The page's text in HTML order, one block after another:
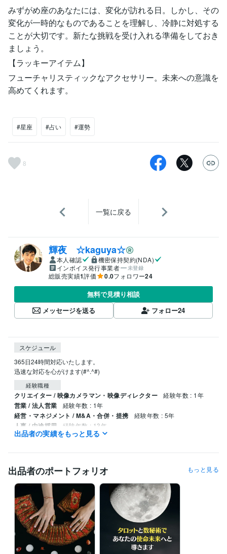
みずがめ座のあなたには、変化が訪れる日。しかし、その
変化が一時的なものであることを理解し、冷静に対処する
ことが大切です。新たな挑戦を受け入れる準備をしておき
ましょう。
【ラッキーアイテム】
フューチャリスティックなアクセサリー。未来への意識を
高めてくれます。
#星座 #占い #運勢
8
一覧に戻る
輝夜 ☆kaguya☆
本人確認
機密保持契約(NDA)
インボイス発行事業者
未登録
総販売実績1評価 0.0フォロワー24
無料で見積り相談
メッセージを送る
フォロー24
スケジュール
365日24時間対応いたします。
迅速な対応を心がけます(#^.^#)
経験職種
クリエイター / 映像カメラマン・映像ディレクター 経験年数 : 1年
営業 / 法人営業 経験年数 : 1年
経営・マネジメント / M&A・合併・提携 経験年数 : 5年
人事 / 中途採用 経験年数 : 13年
ライフスタイル・その他 / 占い師
受賞歴
資格・検定
チャイルドカウンセラー 取得年 : 2023年
得意分野
占い タロット占い 四柱推命 姓名判断
悩み相談・カウンセリング ヒーリングカウンセリング
学歴
出品者の実績をもっと見る
出品者のポートフォリオ もっと見る